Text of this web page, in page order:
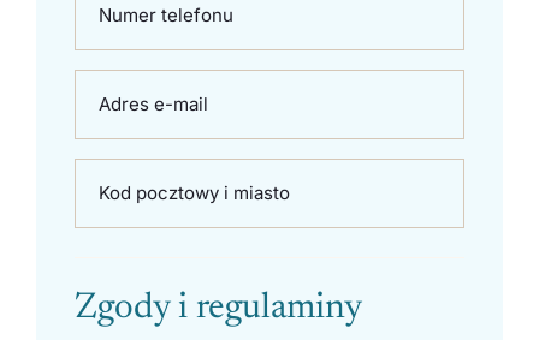
Numer telefonu
Adres e-mail
Kod pocztowy i miasto
Zgody i regulaminy